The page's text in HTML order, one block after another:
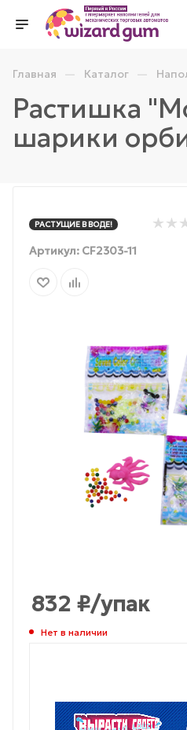
Главная — Каталог —
Растишка
шарики
РАСТУЩИЕ В ВОДЕ!
Артикул: CF2303-11
832 ₽/упак
Нет в наличии